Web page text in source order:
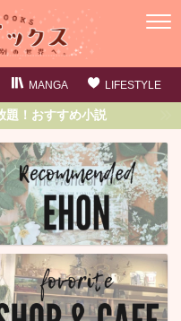
MANGA LIFESTYLE
！おすすめ小説